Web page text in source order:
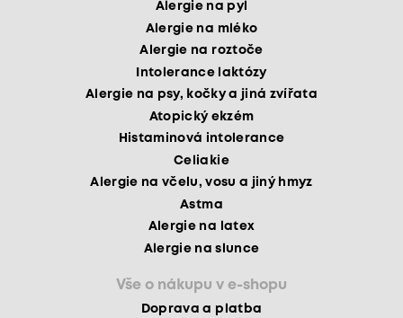
Alergie na pyl
Alergie na mléko
Alergie na roztoče
Intolerance laktózy
Alergie na psy, kočky a jiná zvířata
Atopický ekzém
Histaminová intolerance
Celiakie
Alergie na včelu, vosu a jiný hmyz
Astma
Alergie na latex
Alergie na slunce
Vše o nákupu v e-shopu
Doprava a platba